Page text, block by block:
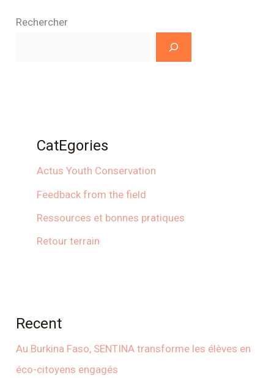
Rechercher
CatEgories
Actus Youth Conservation
Feedback from the field
Ressources et bonnes pratiques
Retour terrain
Recent
Au Burkina Faso, SENTINA transforme les élèves en
éco-citoyens engagés